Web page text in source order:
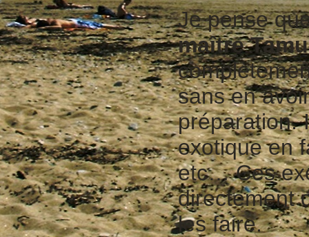
Je pense
maître
sans en
préparation.
exotique en
etc… Ces
directement
les faire.